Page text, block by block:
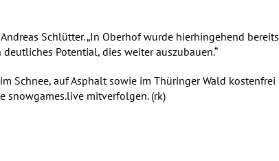
Schlütter. „In Oberhof wurde hierhingehend bereits
Potential, dies weiter auszubauen.“
Schnee, auf Asphalt sowie im Thüringer Wald kostenfrei
snowgames.live mitverfolgen. (rk)